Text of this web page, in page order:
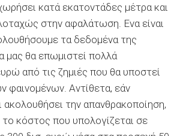
κατά εκατοντάδες μέτρα και
στην αφαλάτωση. Ενα είναι
τα δεδομένα της
μας θα επωμιστεί πολλά
από τις ζημιές που θα υποστεί
φαινομένων. Αντίθετα, εάν
ακολουθήσει την απανθρακοποίηση,
κόστος που υπολογίζεται σε